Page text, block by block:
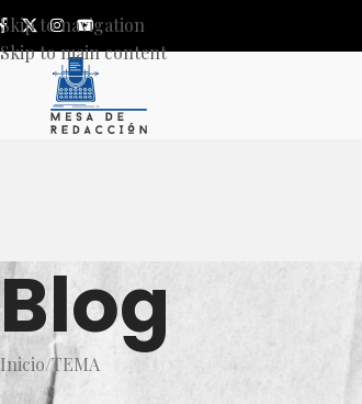
Skip to navigation
Skip to main content
Blog
Inicio TEMA